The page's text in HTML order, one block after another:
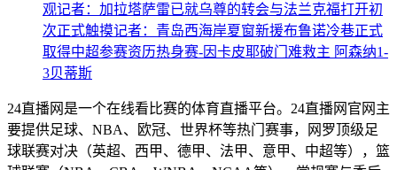
观记者：加拉塔萨雷已就乌尊的转会与法兰克福打开初
次正式触摸记者：青岛西海岸夏窗新援布鲁诺冷巷正式
取得中超参赛资历热身赛-因卡皮耶破门难救主 阿森纳1-
3贝蒂斯
24直播网是一个在线看比赛的体育直播平台。24直播网官网主
要提供足球、NBA、欧冠、世界杯等热门赛事，网罗顶级足
球联赛对决（英超、西甲、德甲、法甲、意甲、中超等），篮